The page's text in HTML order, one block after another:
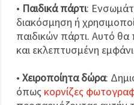
• Παιδικά πάρτι:
διακόσμηση ή
παιδικών πάρτι. Αυτό
και εκλεπτυσμένη
• Χειροποίητα δώρα:
όπως κορνίζες